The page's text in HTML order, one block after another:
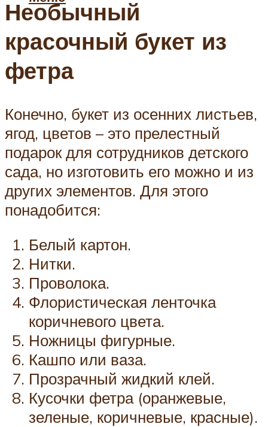
Необычный
красочный букет из
фетра
Конечно, букет из осенних листьев,
ягод, цветов – это прелестный
подарок для сотрудников детского
сада, но изготовить его можно и из
других элементов. Для этого
понадобится:
Белый картон.
Нитки.
Проволока.
Флористическая ленточка
коричневого цвета.
Ножницы фигурные.
Кашпо или ваза.
Прозрачный жидкий клей.
Кусочки фетра (оранжевые,
зеленые, коричневые, красные).